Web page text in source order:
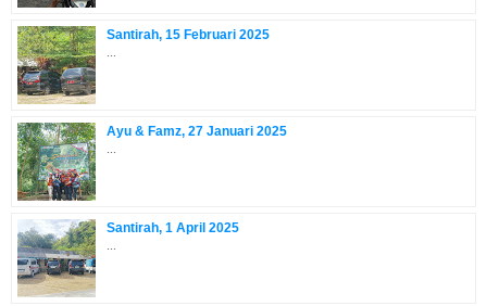
Santirah, 15 Februari 2025
...
Ayu & Famz, 27 Januari 2025
...
Santirah, 1 April 2025
...